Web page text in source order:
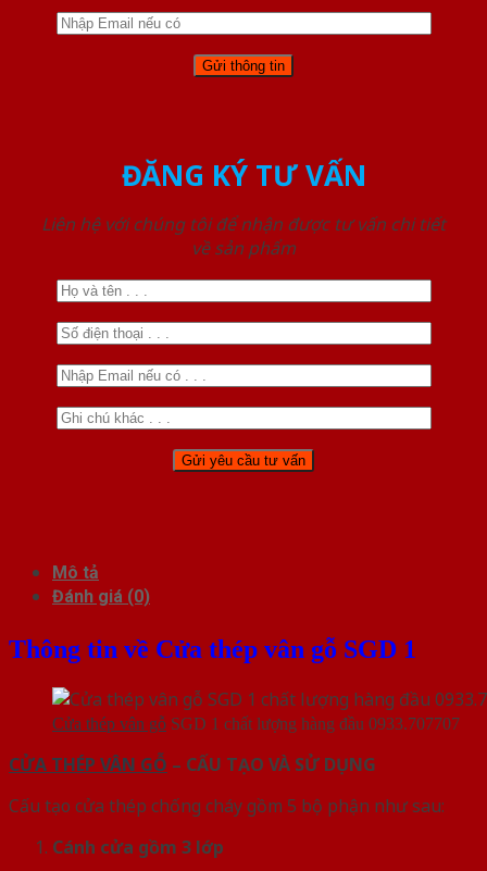
ĐĂNG KÝ TƯ VẤN
Liên hệ với chúng tôi để nhận được tư vấn chi tiết
về sản phẩm
Mô tả
Đánh giá (0)
Thông tin về Cửa thép vân gỗ SGD 1
Cửa thép vân gỗ SGD 1 chất lượng hàng đầu 0933.707707
CỬA THÉP VÂN GỖ – CẤU TẠO VÀ SỬ DỤNG
Cấu tạo cửa thép chống cháy gồm 5 bộ phận như sau:
Cánh cửa gồm 3 lớp